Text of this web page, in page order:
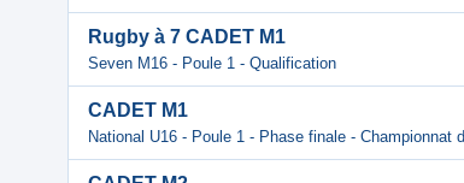
Rugby à 7 CADET M1
Seven M16 - Poule 1 - Qualification
CADET M1
National U16 - Poule 1 - Phase finale - Championnat